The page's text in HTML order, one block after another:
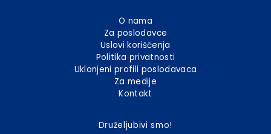
O nama
Za poslodavce
Uslovi korišćenja
Politika privatnosti
Uklonjeni profili poslodavaca
Za medije
Kontakt
Druželjubivi smo!